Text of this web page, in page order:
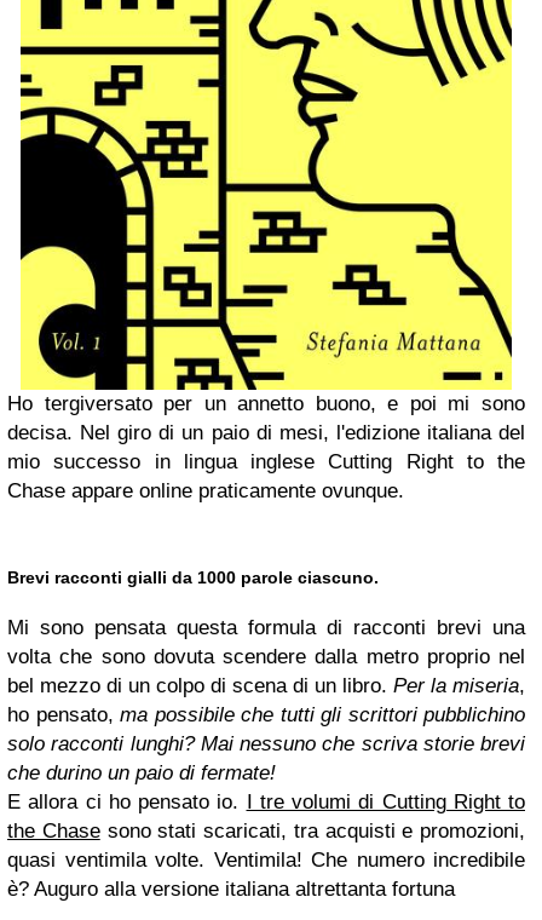
Ho tergiversato per un annetto buono, e poi mi sono
decisa. Nel giro di un paio di mesi, l'edizione italiana del
mio successo in lingua inglese Cutting Right to the
Chase appare online praticamente ovunque.
Brevi racconti gialli da 1000 parole ciascuno.
Mi sono pensata questa formula di racconti brevi una
volta che sono dovuta scendere dalla metro proprio nel
bel mezzo di un colpo di scena di un libro. Per la miseria,
ho pensato, ma possibile che tutti gli scrittori pubblichino
solo racconti lunghi? Mai nessuno che scriva storie brevi
che durino un paio di fermate!
E allora ci ho pensato io. I tre volumi di Cutting Right to
the Chasesono stati scaricati, tra acquisti e promozioni,
quasi ventimila volte. Ventimila! Che numero incredibile
è? Auguro alla versione italiana altrettanta fortuna